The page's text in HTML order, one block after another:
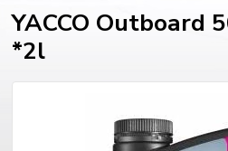
YACCO Outboard
*2l